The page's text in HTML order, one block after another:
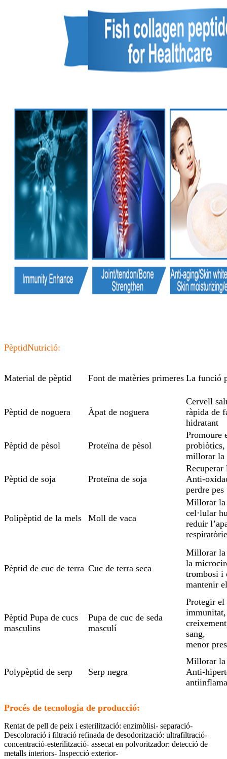
PèptidNutrició:
Material de pèptid Font de matèries primeres La funció
Pèptid de noguera Àpat de noguera
Cervell
ràpida de
hidratant
Pèptid de pèsol Proteïna de pèsol
Promoure
millorar la
Pèptid de soja Proteïna de soja
Anti-
perdre pes
Polipèptid de la mels Moll de vaca
Millorar la
cel·lular
reduir
Pèptid de cuc de terra Cuc de terra seca
Millorar
la
trombosi i
mantenir
Pèptid Pupa de cucs
masculins
Pupa de cuc de seda
masculí
Protegir
sang,
menor
Polypèptid de serp Serp negra
Millorar
Anti-
Procés de tecnologia de producció:
Rentat de pell de peix i esterilització: enzimòlisi- separació-
Descoloració i filtració refinada de desodorització: ultrafiltració-
concentració-esterilització- assecat en polvoritzador: detecció de
metalls interiors- Inspecció exterior-